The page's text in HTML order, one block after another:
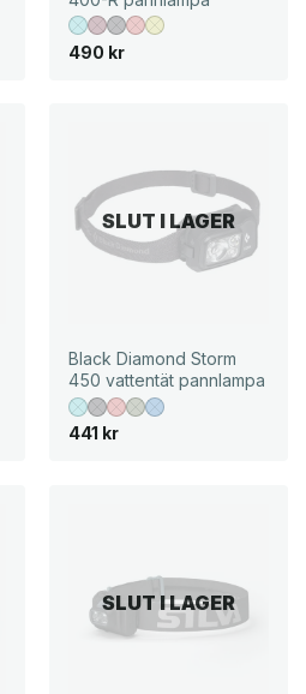
490 kr
SLUT I LAGER
Black Diamond Storm
450 vattentät pannlampa
441 kr
SLUT I LAGER